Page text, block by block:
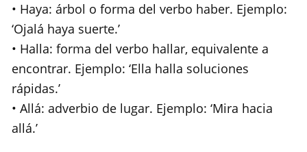
• Haya: árbol o forma del verbo haber. Ejemplo:
‘Ojalá haya suerte.’
• Halla: forma del verbo hallar, equivalente a
encontrar. Ejemplo: ‘Ella halla soluciones
rápidas.’
• Allá: adverbio de lugar. Ejemplo: ‘Mira hacia
allá.’